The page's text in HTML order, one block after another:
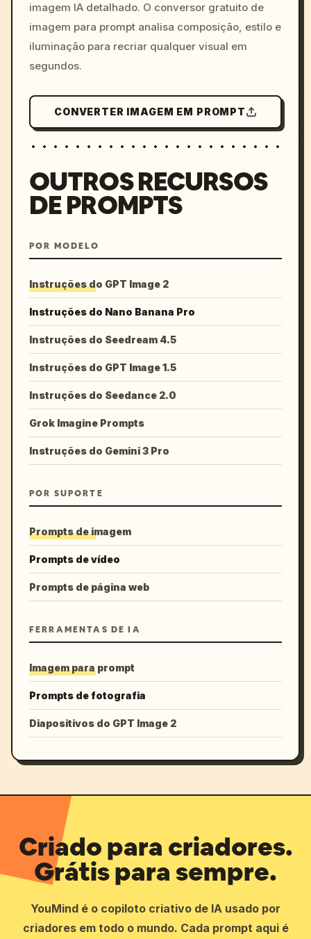
imagem IA detalhado. O conversor gratuito de
imagem para prompt analisa composição, estilo e
iluminação para recriar qualquer visual em
segundos.
CONVERTER IMAGEM EM PROMPT
OUTROS RECURSOS
DE PROMPTS
POR MODELO
Instruções do GPT Image 2
Instruções do Nano Banana Pro
Instruções do Seedream 4.5
Instruções do GPT Image 1.5
Instruções do Seedance 2.0
Grok Imagine Prompts
Instruções do Gemini 3 Pro
POR SUPORTE
Prompts de imagem
Prompts de vídeo
Prompts de página web
FERRAMENTAS DE IA
Imagem para prompt
Prompts de fotografia
Diapositivos do GPT Image 2
Criado para criadores.
Grátis para sempre.
YouMind é o copiloto criativo de IA usado por
criadores em todo o mundo. Cada prompt aqui é